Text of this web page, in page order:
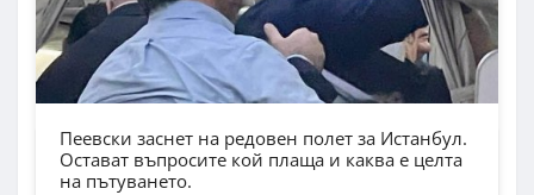
Пеевски заснет на редовен полет за Истанбул.
Остават въпросите кой плаща и каква е целта
на пътуването.